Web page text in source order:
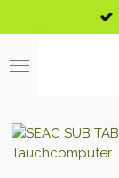
Hauptinhalt
springen